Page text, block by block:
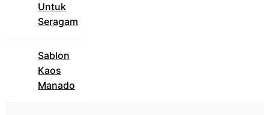
Untuk
Seragam
Sablon
Kaos
Manado